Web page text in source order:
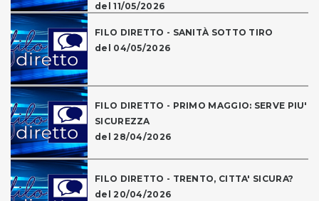
del 11/05/2026
FILO DIRETTO - SANITÀ SOTTO TIRO
del 04/05/2026
FILO DIRETTO - PRIMO MAGGIO: SERVE PIU'
SICUREZZA
del 28/04/2026
FILO DIRETTO - TRENTO, CITTA' SICURA?
del 20/04/2026